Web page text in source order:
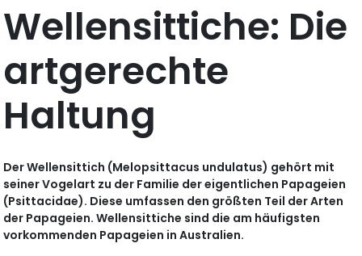
Wellensittiche: Die
artgerechte
Haltung
Der Wellensittich (Melopsittacus undulatus) gehört mit
seiner Vogelart zu der Familie der eigentlichen Papageien
(Psittacidae). Diese umfassen den größten Teil der Arten
der Papageien. Wellensittiche sind die am häufigsten
vorkommenden Papageien in Australien.